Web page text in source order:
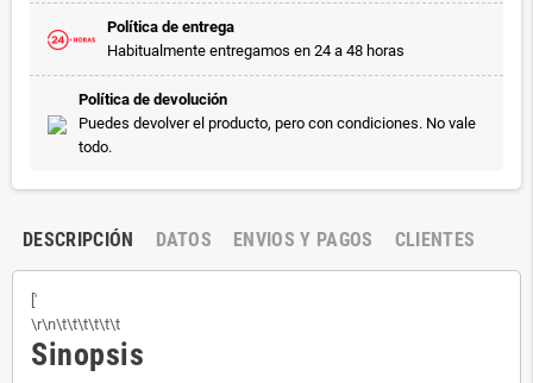
Política de entrega
Habitualmente entregamos en 24 a 48 horas
Política de devolución
Puedes devolver el producto, pero con condiciones. No vale
todo.
DESCRIPCIÓN DATOS ENVIOS Y PAGOS CLIENTES
['
\r\n\t\t\t\t\t\t
Sinopsis